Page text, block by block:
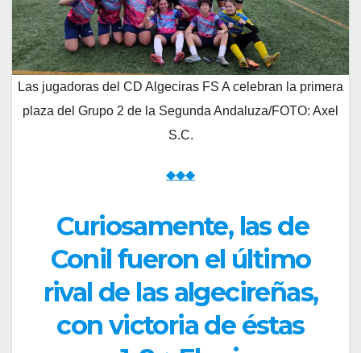
Las jugadoras del CD Algeciras FS A celebran la primera
plaza del Grupo 2 de la Segunda Andaluza/FOTO: Axel
S.C.
◆◆◆
Curiosamente, las de
Conil fueron el último
rival de las algecireñas,
con victoria de éstas